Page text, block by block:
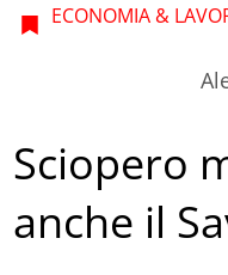
ECONOMIA &
Sciopero
anche il